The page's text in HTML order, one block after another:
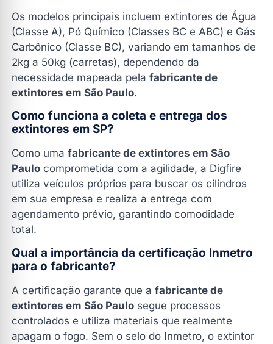
Os modelos principais incluem extintores de Água
(Classe A), Pó Químico (Classes BC e ABC) e Gás
Carbônico (Classe BC), variando em tamanhos de
2kg a 50kg (carretas), dependendo da
necessidade mapeada pela fabricante de
extintores em São Paulo.
Como funciona a coleta e entrega dos
extintores em SP?
Como uma fabricante de extintores em São
Paulo comprometida com a agilidade, a Digfire
utiliza veículos próprios para buscar os cilindros
em sua empresa e realiza a entrega com
agendamento prévio, garantindo comodidade
total.
Qual a importância da certificação Inmetro
para o fabricante?
A certificação garante que a fabricante de
extintores em São Paulo segue processos
controlados e utiliza materiais que realmente
apagam o fogo. Sem o selo do Inmetro, o extintor